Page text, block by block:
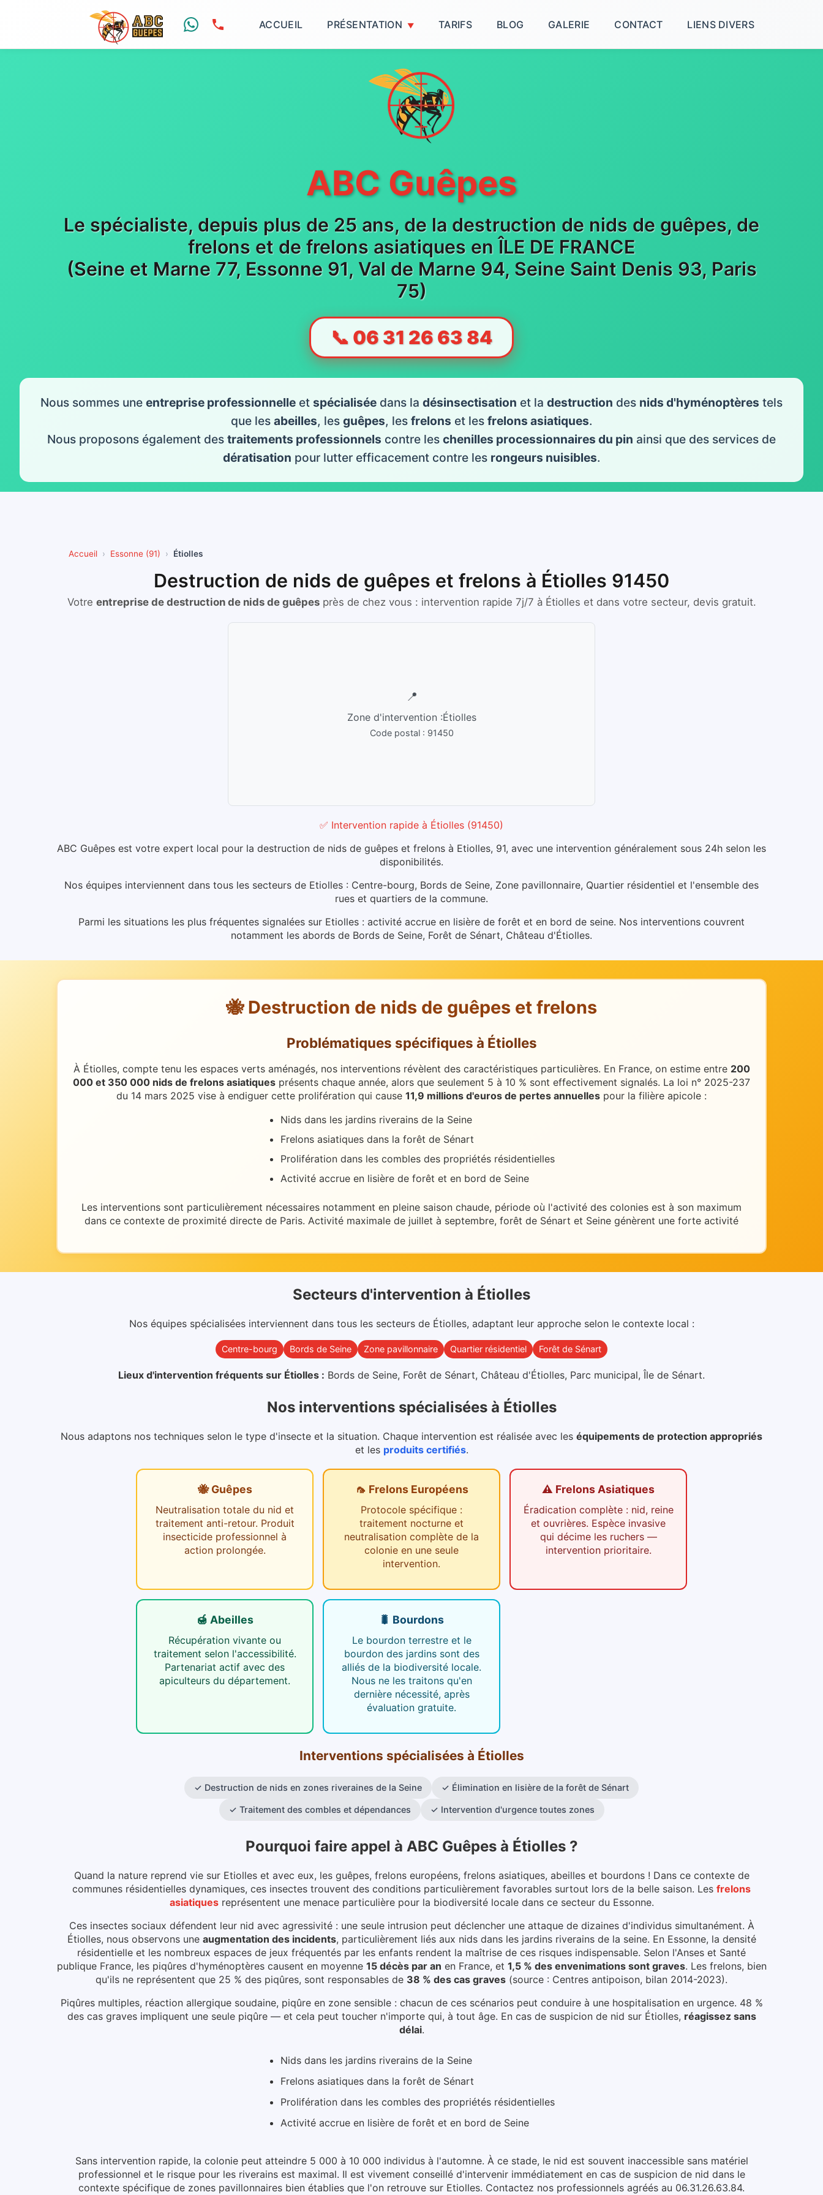
ACCUEIL PRÉSENTATION TARIFS BLOG GALERIE CONTACT LIENS DIVERS
ABC Guêpes
Le spécialiste, depuis plus de 25 ans, de la destruction de nids de guêpes, de
frelons et de frelons asiatiques en ÎLE DE FRANCE
(Seine et Marne 77, Essonne 91, Val de Marne 94, Seine Saint Denis 93, Paris
75)
📞 06 31 26 63 84
Nous sommes une entreprise professionnelle et spécialisée dans la désinsectisation et la destruction des nids d'hyménoptères tels
que les abeilles, les guêpes, les frelons et les frelons asiatiques.
Nous proposons également des traitements professionnels contre les chenilles processionnaires du pin ainsi que des services de
dératisation pour lutter efficacement contre les rongeurs nuisibles.
Accueil Essonne (91) Étiolles
Destruction de nids de guêpes et frelons à Étiolles 91450
Votre entreprise de destruction de nids de guêpesprès de chez vous : intervention rapide 7j/7 à Étiolles et dans votre secteur, devis gratuit.
📍
Zone d'intervention :Étiolles
Code postal : 91450
✅ Intervention rapide à Étiolles (91450)
ABC Guêpes est votre expert local pour la destruction de nids de guêpes et frelons à Etiolles, 91, avec une intervention généralement sous 24h selon les
disponibilités.
Nos équipes interviennent dans tous les secteurs de Etiolles : Centre-bourg, Bords de Seine, Zone pavillonnaire, Quartier résidentiel et l'ensemble des
rues et quartiers de la commune.
Parmi les situations les plus fréquentes signalées sur Etiolles : activité accrue en lisière de forêt et en bord de seine. Nos interventions couvrent
notamment les abords de Bords de Seine, Forêt de Sénart, Château d'Étiolles.
🐝 Destruction de nids de guêpes et frelons
Problématiques spécifiques à Étiolles
À Étiolles, compte tenu les espaces verts aménagés, nos interventions révèlent des caractéristiques particulières. En France, on estime entre 200
000 et 350 000 nids de frelons asiatiques présents chaque année, alors que seulement 5 à 10 % sont effectivement signalés. La loi n° 2025-237
du 14 mars 2025 vise à endiguer cette prolifération qui cause 11,9 millions d'euros de pertes annuelles pour la filière apicole :
Nids dans les jardins riverains de la Seine
Frelons asiatiques dans la forêt de Sénart
Prolifération dans les combles des propriétés résidentielles
Activité accrue en lisière de forêt et en bord de Seine
Les interventions sont particulièrement nécessaires notamment en pleine saison chaude, période où l'activité des colonies est à son maximum
dans ce contexte de proximité directe de Paris. Activité maximale de juillet à septembre, forêt de Sénart et Seine génèrent une forte activité
Secteurs d'intervention à Étiolles
Nos équipes spécialisées interviennent dans tous les secteurs de Étiolles, adaptant leur approche selon le contexte local :
Centre-bourg Bords de Seine Zone pavillonnaire Quartier résidentiel Forêt de Sénart
Lieux d'intervention fréquents sur Étiolles : Bords de Seine, Forêt de Sénart, Château d'Étiolles, Parc municipal, Île de Sénart.
Nos interventions spécialisées à Étiolles
Nous adaptons nos techniques selon le type d'insecte et la situation. Chaque intervention est réalisée avec les équipements de protection appropriés
et les produits certifiés.
🐝 Guêpes
Neutralisation totale du nid et
traitement anti-retour. Produit
insecticide professionnel à
action prolongée.
🦟 Frelons Européens
Protocole spécifique :
traitement nocturne et
neutralisation complète de la
colonie en une seule
intervention.
⚠️ Frelons Asiatiques
Éradication complète : nid, reine
et ouvrières. Espèce invasive
qui décime les ruchers —
intervention prioritaire.
🍯 Abeilles
Récupération vivante ou
traitement selon l'accessibilité.
Partenariat actif avec des
apiculteurs du département.
🐛 Bourdons
Le bourdon terrestre et le
bourdon des jardins sont des
alliés de la biodiversité locale.
Nous ne les traitons qu'en
dernière nécessité, après
évaluation gratuite.
Interventions spécialisées à Étiolles
✓ Destruction de nids en zones riveraines de la Seine ✓ Élimination en lisière de la forêt de Sénart
✓ Traitement des combles et dépendances ✓ Intervention d'urgence toutes zones
Pourquoi faire appel à ABC Guêpes à Étiolles ?
Quand la nature reprend vie sur Etiolles et avec eux, les guêpes, frelons européens, frelons asiatiques, abeilles et bourdons ! Dans ce contexte de
communes résidentielles dynamiques, ces insectes trouvent des conditions particulièrement favorables surtout lors de la belle saison. Les frelons
asiatiques représentent une menace particulière pour la biodiversité locale dans ce secteur du Essonne.
Ces insectes sociaux défendent leur nid avec agressivité : une seule intrusion peut déclencher une attaque de dizaines d'individus simultanément. À
Étiolles, nous observons une augmentation des incidents, particulièrement liés aux nids dans les jardins riverains de la seine. En Essonne, la densité
résidentielle et les nombreux espaces de jeux fréquentés par les enfants rendent la maîtrise de ces risques indispensable. Selon l'Anses et Santé
publique France, les piqûres d'hyménoptères causent en moyenne 15 décès par an en France, et 1,5 % des envenimations sont graves. Les frelons, bien
qu'ils ne représentent que 25 % des piqûres, sont responsables de 38 % des cas graves (source : Centres antipoison, bilan 2014-2023).
Piqûres multiples, réaction allergique soudaine, piqûre en zone sensible : chacun de ces scénarios peut conduire à une hospitalisation en urgence. 48 %
des cas graves impliquent une seule piqûre — et cela peut toucher n'importe qui, à tout âge. En cas de suspicion de nid sur Étiolles, réagissez sans
délai.
Nids dans les jardins riverains de la Seine
Frelons asiatiques dans la forêt de Sénart
Prolifération dans les combles des propriétés résidentielles
Activité accrue en lisière de forêt et en bord de Seine
Sans intervention rapide, la colonie peut atteindre 5 000 à 10 000 individus à l'automne. À ce stade, le nid est souvent inaccessible sans matériel
professionnel et le risque pour les riverains est maximal. Il est vivement conseillé d'intervenir immédiatement en cas de suspicion de nid dans le
contexte spécifique de zones pavillonnaires bien établies que l'on retrouve sur Etiolles. Contactez nos professionnels agréés au 06.31.26.63.84.